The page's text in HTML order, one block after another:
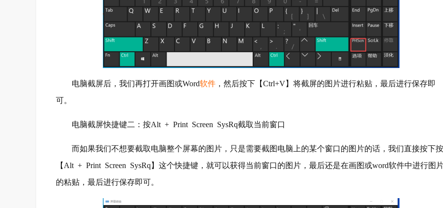
电脑截屏后，我们再打开画图或Word软件 ，然后按下【Ctrl+V】将截屏的图片进行粘贴，最后进行保存即
可。
电脑截屏快捷键二：按Alt + Print Screen SysRq截取当前窗口
而如果我们不想要截取电脑整个屏幕的图片，只是需要截图电脑上的某个窗口的图片的话，我们直接按下按
【Alt + Print Screen SysRq】这个快捷键，就可以获得当前窗口的图片，最后还是在画图或word软件中进行图
的粘贴，最后进行保存即可。